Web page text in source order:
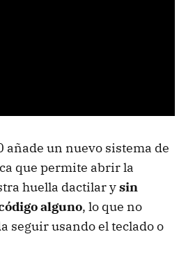
añade un nuevo sistema de
que permite abrir la
huella dactilar ysin
alguno, lo que no
seguir usando el teclado o